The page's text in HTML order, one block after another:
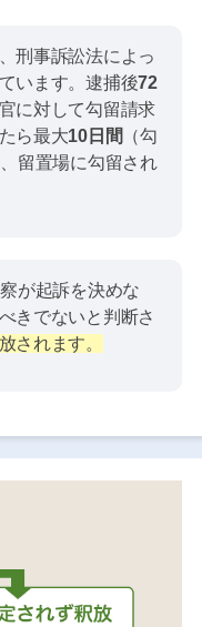
刑事訴訟法によっ
います。逮捕後72
に対して勾留請求
ら最大10日間 （勾
留置場に勾留され
が起訴を決めな
きでないと判断さ
されます。